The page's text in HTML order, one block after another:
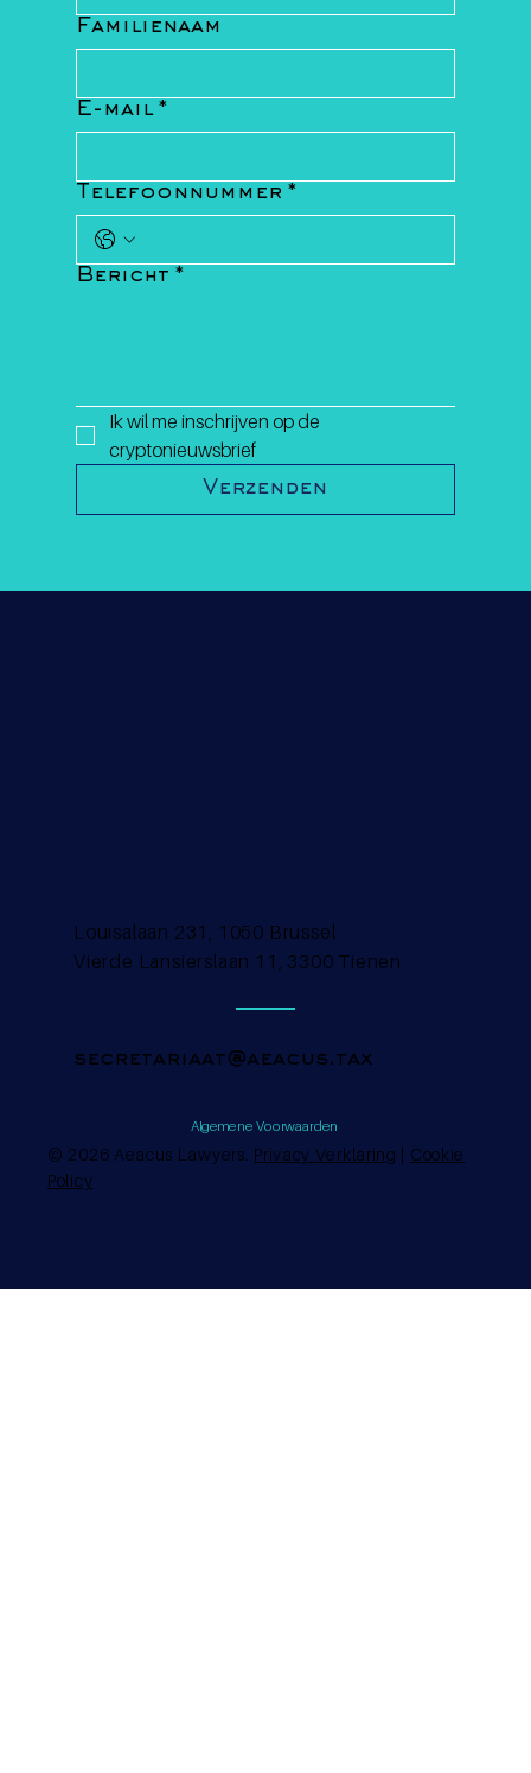
Familienaam
E-mail *
Telefoonnummer *
Bericht *
Ik wil me inschrijven op de
cryptonieuwsbrief
Verzenden
© 2026 Aeacus Lawyers. Privacy Verklaring | Cookie
Policy
secretariaat@aeacus.tax
Louisalaan 231, 1050 Brussel
Vierde Lansierslaan 11, 3300 Tienen
Algemene Voorwaarden